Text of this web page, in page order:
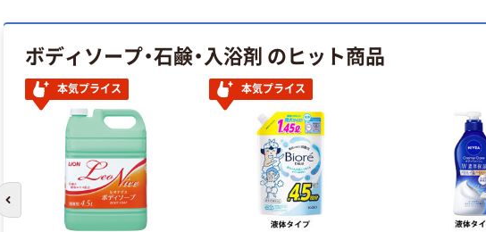
ボディソープ・石鹸・入浴剤 のヒット商品
本気プライス 本気プライス
前のスライドへ
期間限定価格
アスクル プラ
スチックグロー
ブ 薄手 粉な
し（パウダーフ
リー）
￥298~ （税込）
本気プライス
嬬恋銘水 ナチュ
本気プライス
蛍光オプテック
ス1(アスクル限
定モデル) 蛍光
ペン ゼブラ
￥52~ （税込）
スズラン 酒精綿
クル
モカ
アス
ナル
PEFC
￥
本気プライス
アス